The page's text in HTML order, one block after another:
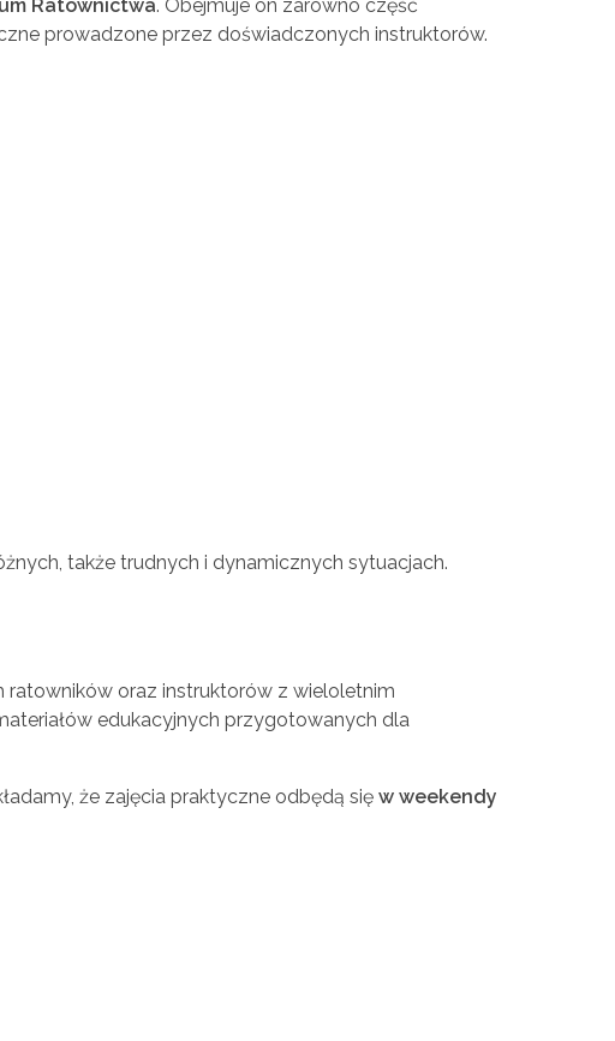
Ratownictwa. Obejmuje on zarówno część
prowadzone przez doświadczonych instruktorów.
także trudnych i dynamicznych sytuacjach.
oraz instruktorów z wieloletnim
edukacyjnych przygotowanych dla
że zajęcia praktyczne odbędą się w weekendy